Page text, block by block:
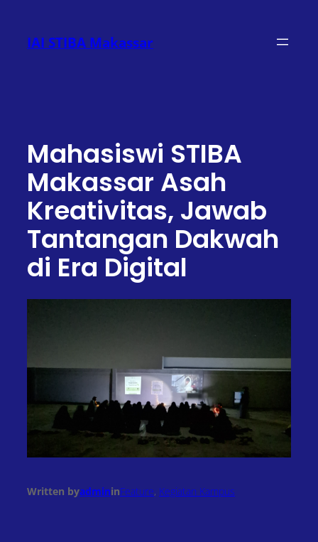
konten
IAI STIBA Makassar
Mahasiswi STIBA
Makassar Asah
Kreativitas, Jawab
Tantangan Dakwah
di Era Digital
Written byadmininFeature, Kegiatan Kampus